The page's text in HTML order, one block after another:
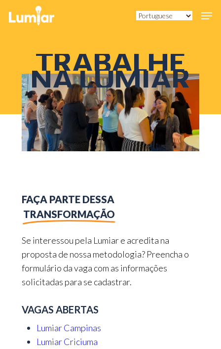
TRABALHE
NALUMIAR
FAÇA PARTE DESSA
TRANSFORMAÇÃO
Se interessou pela Lumiar e acredita na
proposta de nossa metodologia? Preencha o
formulário da vaga com as informações
solicitadas para se cadastrar.
VAGAS ABERTAS
Lumiar Campinas
Lumiar Criciuma